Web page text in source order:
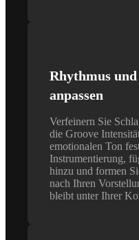
Rhythmus
anpassen
Verfeinern Sie
die Groove
emotionalen Ton
Instrumentierung,
hinzu und formen
nach Ihren
bleibt unter Ihrer